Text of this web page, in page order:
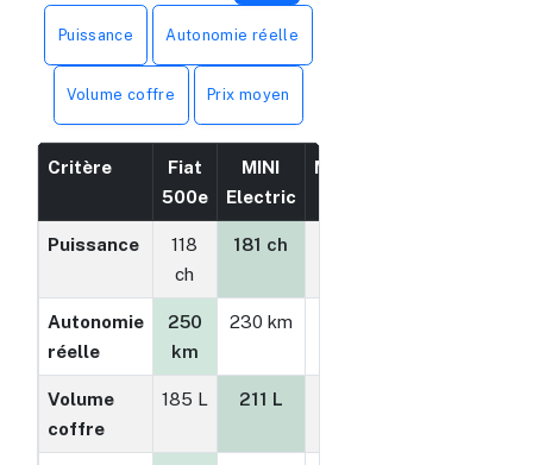
Puissance Autonomie réelle
Volume coffre Prix moyen
Critère
Fiat
500e
MINI
Electric
Meilleur
Puissance
118
ch
181 ch
Autonomie
réelle
250
km
230 km
Volume
coffre
185 L 211 L